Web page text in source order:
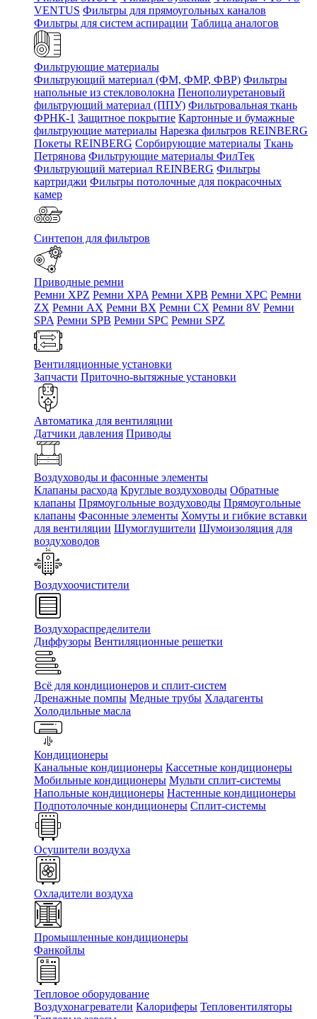
VENTUS Фильтры для прямоугольных каналов
Фильтры для систем аспирации Таблица аналогов
Фильтрующие материалы
Фильтрующий материал (ФМ, ФМР, ФВР) Фильтры
напольные из стекловолокна Пенополиуретановый
фильтрующий материал (ППУ) Фильтровальная ткань
ФРНК-1 Защитное покрытие Картонные и бумажные
фильтрующие материалы Нарезка фильтров REINBERG
Покеты REINBERG Сорбирующие материалы Ткань
Петрянова Фильтрующие материалы ФилТек
Фильтрующий материал REINBERG Фильтры
картриджи Фильтры потолочные для покрасочных
камер
Синтепон для фильтров
Приводные ремни
Ремни XPZ Ремни XPA Ремни XPB Ремни XPC Ремни
ZX Ремни AX Ремни BX Ремни CX Ремни 8V Ремни
SPA Ремни SPB Ремни SPC Ремни SPZ
Вентиляционные установки
Запчасти Приточно-вытяжные установки
Автоматика для вентиляции
Датчики давления Приводы
Воздуховоды и фасонные элементы
Клапаны расхода Круглые воздуховоды Обратные
клапаны Прямоугольные воздуховоды Прямоугольные
клапаны Фасонные элементы Хомуты и гибкие вставки
для вентиляции Шумоглушители Шумоизоляция для
воздуховодов
Воздухоочистители
Воздухораспределители
Диффузоры Вентиляционные решетки
Всё для кондиционеров и сплит-систем
Дренажные помпы Медные трубы Хладагенты
Холодильные масла
Кондиционеры
Канальные кондиционеры Кассетные кондиционеры
Мобильные кондиционеры Мульти сплит-системы
Напольные кондиционеры Настенные кондиционеры
Подпотолочные кондиционеры Сплит-системы
Осушители воздуха
Охладители воздуха
Промышленные кондиционеры
Фанкойлы
Тепловое оборудование
Воздухонагреватели Калориферы Тепловентиляторы